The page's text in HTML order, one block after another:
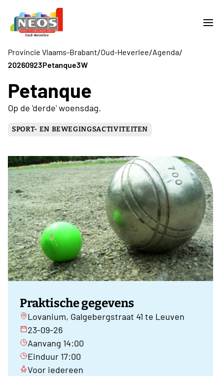
Provincie Vlaams-Brabant/Oud-Heverlee/Agenda/
20260923Petanque3W
Petanque
Op de 'derde' woensdag.
SPORT- EN BEWEGINGSACTIVITEITEN
Praktische gegevens
Lovanium, Galgebergstraat 41 te Leuven
23-09-26
Aanvang 14:00
Einduur 17:00
Voor iedereen